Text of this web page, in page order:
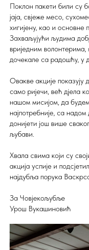
Поклон пакети били су
јаја, свјеже месо,
хигијену, као и
Захваљујући људима
вриједним
дочекале са радошћу, у
Овакве акције
само ријечи, већ дјела
нашом мисијом, да
најпотребније, са
донијети још више
љубави.
Хвала свима који су
акција успије и
најдубља порука
За Човјекољубље
Урош Вукашиновић